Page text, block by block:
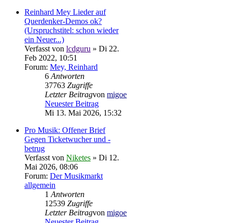
Reinhard Mey Lieder auf
Querdenker-Demos ok?
(Urspruchstitel: schon wieder
ein Neuer...)
Verfasst von lcdguru » Di 22.
Feb 2022, 10:51
Forum: Mey, Reinhard
6 Antworten
37763 Zugriffe
Letzter Beitragvon migoe
Neuester Beitrag
Mi 13. Mai 2026, 15:32
Pro Musik: Offener Brief
Gegen Ticketwucher und -
betrug
Verfasst von Niketes » Di 12.
Mai 2026, 08:06
Forum: Der Musikmarkt
allgemein
1 Antworten
12539 Zugriffe
Letzter Beitragvon migoe